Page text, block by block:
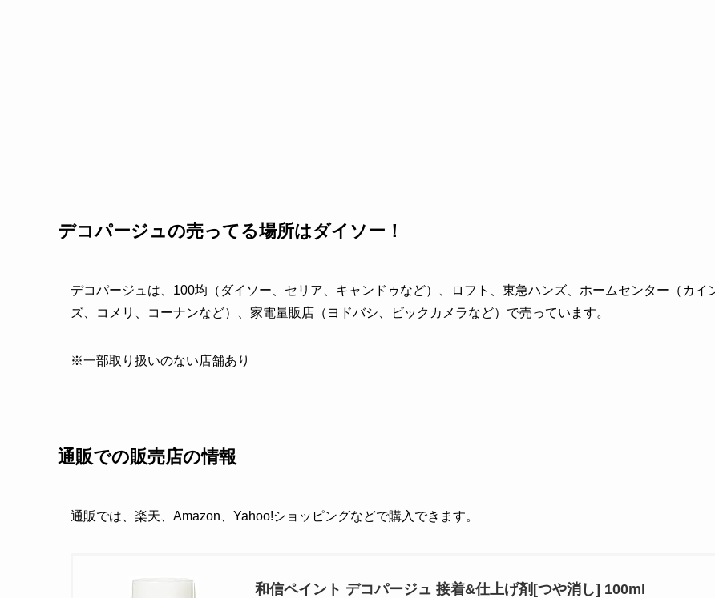
デコパージュの売ってる場所はダイソー！
デコパージュは、100均（ダイソー、セリア、キャンドゥなど）、ロフト、東急ハンズ、ホームセンター（カイ
ズ、コメリ、コーナンなど）、家電量販店（ヨドバシ、ビックカメラなど）で売っています。
※一部取り扱いのない店舗あり
通販での販売店の情報
通販では、楽天、Amazon、Yahoo!ショッピングなどで購入できます。
和信ペイント デコパージュ 接着&仕上げ剤[つや消し] 100ml